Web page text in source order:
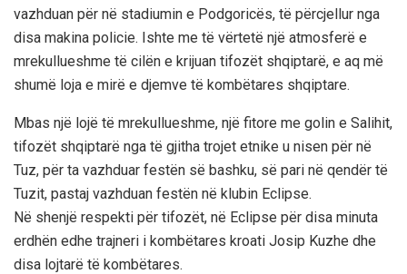
vazhduan për në stadiumin e Podgoricës, të përcjellur nga
disa makina policie. Ishte me të vërtetë një atmosferë e
mrekullueshme të cilën e krijuan tifozët shqiptarë, e aq më
shumë loja e mirë e djemve të kombëtares shqiptare.
Mbas një lojë të mrekullueshme, një fitore me golin e Salihit,
tifozët shqiptarë nga të gjitha trojet etnike u nisen për në
Tuz, për ta vazhduar festën së bashku, së pari në qendër të
Tuzit, pastaj vazhduan festën në klubin Eclipse.
Në shenjë respekti për tifozët, në Eclipse për disa minuta
erdhën edhe trajneri i kombëtares kroati Josip Kuzhe dhe
disa lojtarë të kombëtares.